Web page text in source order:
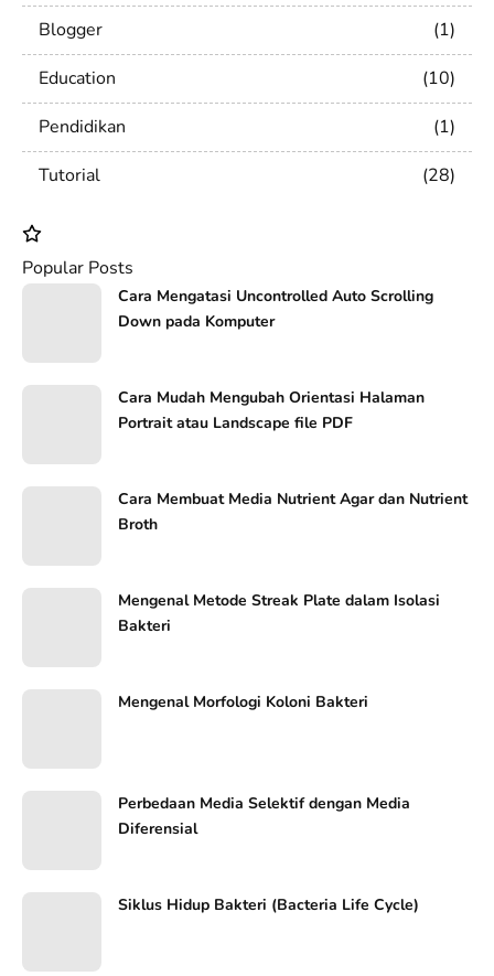
Blogger
1
Education
10
Pendidikan
1
Tutorial
28
Popular Posts
Cara Mengatasi Uncontrolled Auto Scrolling
Down pada Komputer
Cara Mudah Mengubah Orientasi Halaman
Portrait atau Landscape file PDF
Cara Membuat Media Nutrient Agar dan Nutrient
Broth
Mengenal Metode Streak Plate dalam Isolasi
Bakteri
Mengenal Morfologi Koloni Bakteri
Perbedaan Media Selektif dengan Media
Diferensial
Siklus Hidup Bakteri (Bacteria Life Cycle)